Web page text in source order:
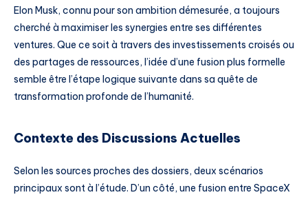
Elon Musk, connu pour son ambition démesurée, a toujours
cherché à maximiser les synergies entre ses différentes
ventures. Que ce soit à travers des investissements croisés ou
des partages de ressources, l’idée d’une fusion plus formelle
semble être l’étape logique suivante dans sa quête de
transformation profonde de l’humanité.
Contexte des Discussions Actuelles
Selon les sources proches des dossiers, deux scénarios
principaux sont à l’étude. D’un côté, une fusion entre SpaceX